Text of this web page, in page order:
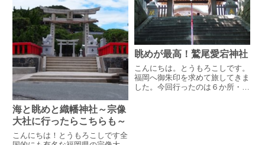
海と眺めと織幡神社～宗像
大社に行ったらこちらも～
こんにちは！とうもろこしです全
眺めが最高！鷲尾愛宕神社
こんにちは。とうもろこしです。
福岡へ御朱印を求めて旅してきま
した。今回行ったのは６か所・鷲